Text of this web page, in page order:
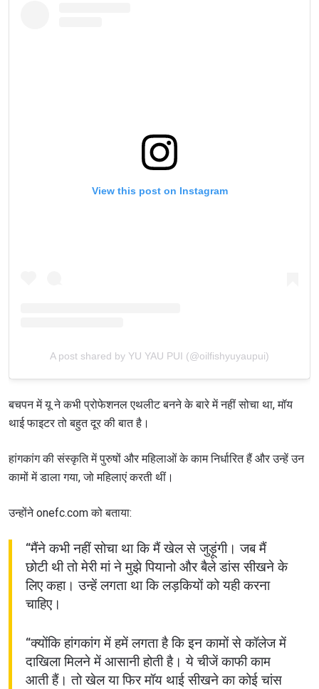
View this post on Instagram
A post shared by YU YAU PUI (@oilfishyuyaupui)
बचपन में यू ने कभी प्रोफेशनल एथलीट बनने के बारे में नहीं सोचा था, मॉय
थाई फाइटर तो बहुत दूर की बात है।
हांगकांग की संस्कृति में पुरुषों और महिलाओं के काम निर्धारित हैं और उन्हें उन
कामों में डाला गया, जो महिलाएं करती थीं।
उन्होंने onefc.com को बताया:
“मैंने कभी नहीं सोचा था कि मैं खेल से जुड़ूंगी। जब मैं
छोटी थी तो मेरी मां ने मुझे पियानो और बैले डांस सीखने के
लिए कहा। उन्हें लगता था कि लड़कियों को यही करना
चाहिए।
“क्योंकि हांगकांग में हमें लगता है कि इन कामों से कॉलेज में
दाखिला मिलने में आसानी होती है। ये चीजें काफी काम
आती हैं। तो खेल या फिर मॉय थाई सीखने का कोई चांस